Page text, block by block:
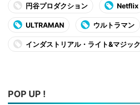
円谷プロダクション Netflix
ULTRAMAN ウルトラマン
インダストリアル・ライト&マジック
POP UP !